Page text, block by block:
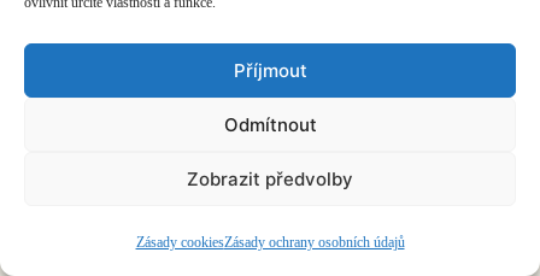
Příjmout
Odmítnout
Zobrazit předvolby
Zásady cookiesZásady ochrany osobních údajů
ČASOPIS O JINÉ HUDBĚ | vydáváHudební informační středisko
©2026 HISvoice – design a admin